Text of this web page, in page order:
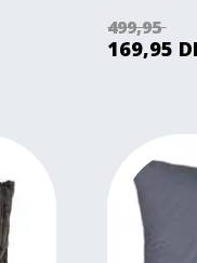
499,95
169,95